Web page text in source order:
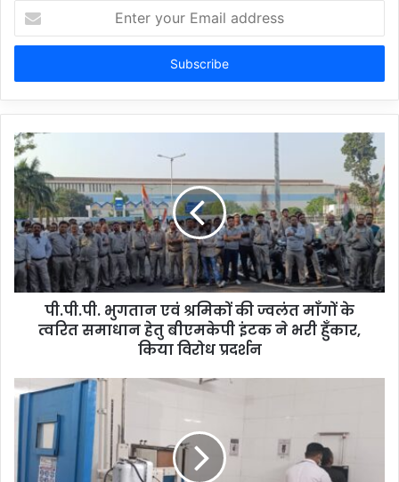
your
Email
पी.पी.पी. भुगतान एवं श्रमिकों की ज्वलंत माँगों के
त्वरित समाधान हेतु बीएमकेपी इंटक ने भरी हुँकार,
किया विरोध प्रदर्शन